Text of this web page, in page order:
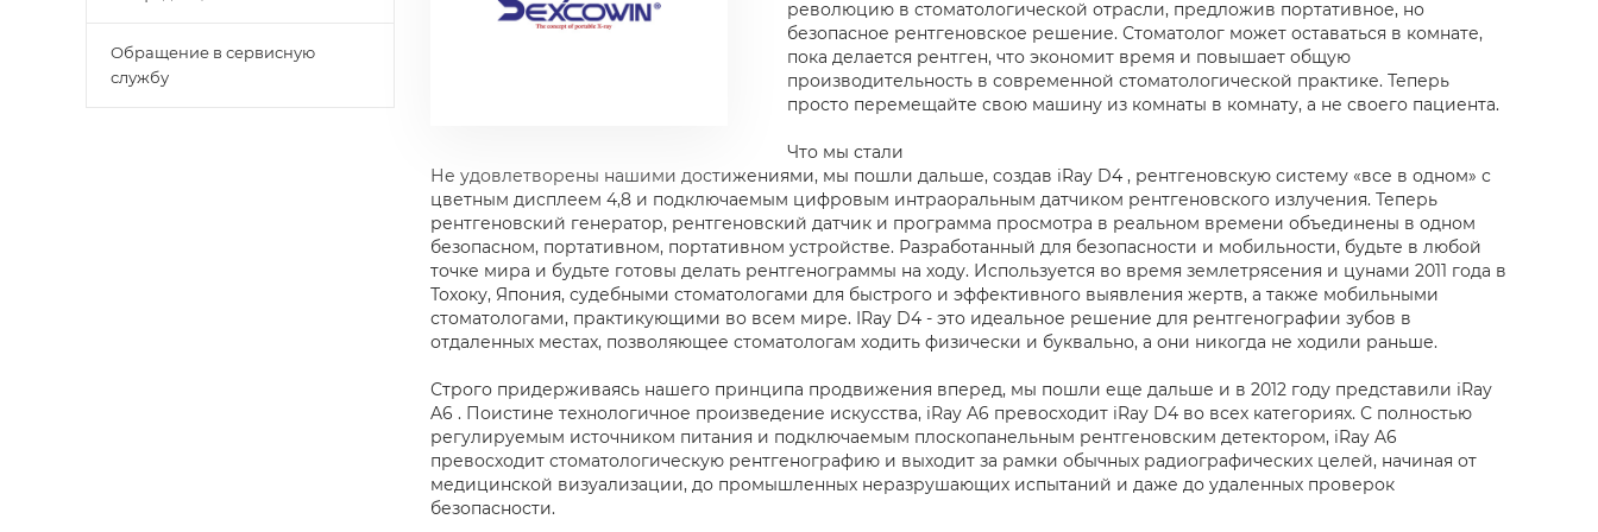
Обращение в сервисную
службу
революцию в стоматологической отрасли, предложив портативное, но
безопасное рентгеновское решение. Стоматолог может оставаться в комнате,
пока делается рентген, что экономит время и повышает общую
производительность в современной стоматологической практике. Теперь
просто перемещайте свою машину из комнаты в комнату, а не своего пациента.
Что мы стали
Не удовлетворены нашими достижениями, мы пошли дальше, создав iRay D4 , рентгеновскую систему «все в одном» с
цветным дисплеем 4,8 и подключаемым цифровым интраоральным датчиком рентгеновского излучения. Теперь
рентгеновский генератор, рентгеновский датчик и программа просмотра в реальном времени объединены в одном
безопасном, портативном, портативном устройстве. Разработанный для безопасности и мобильности, будьте в любой
точке мира и будьте готовы делать рентгенограммы на ходу. Используется во время землетрясения и цунами 2011 года в
Тохоку, Япония, судебными стоматологами для быстрого и эффективного выявления жертв, а также мобильными
стоматологами, практикующими во всем мире. IRay D4 - это идеальное решение для рентгенографии зубов в
отдаленных местах, позволяющее стоматологам ходить физически и буквально, а они никогда не ходили раньше.
Строго придерживаясь нашего принципа продвижения вперед, мы пошли еще дальше и в 2012 году представили iRay
A6 . Поистине технологичное произведение искусства, iRay A6 превосходит iRay D4 во всех категориях. С полностью
регулируемым источником питания и подключаемым плоскопанельным рентгеновским детектором, iRay A6
превосходит стоматологическую рентгенографию и выходит за рамки обычных радиографических целей, начиная от
медицинской визуализации, до промышленных неразрушающих испытаний и даже до удаленных проверок
безопасности.